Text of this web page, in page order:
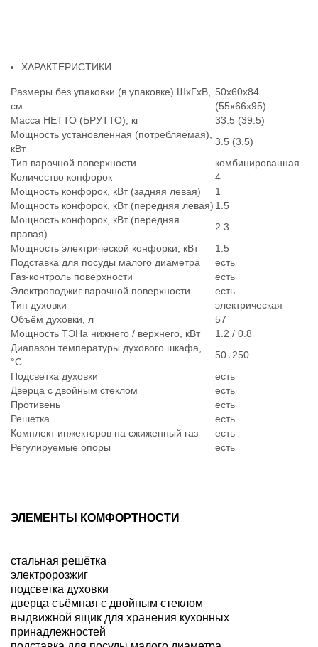
ХАРАКТЕРИСТИКИ
Размеры без упаковки (в упаковке) ШхГхВ,
см
50х60х84
(55х66х95)
Масса НЕТТО (БРУТТО), кг
33.5 (39.5)
Мощность установленная (потребляемая),
кВт
3.5 (3.5)
Тип варочной поверхности
комбинированная
Количество конфорок
4
Мощность конфорок, кВт (задняя левая)
1
Мощность конфорок, кВт (передняя левая) 1.5
Мощность конфорок, кВт (передняя
правая)
2.3
Мощность электрической конфорки, кВт
1.5
Подставка для посуды малого диаметра
есть
Газ-контроль поверхности
есть
Электроподжиг варочной поверхности
есть
Тип духовки
электрическая
Объём духовки, л
57
Мощность ТЭНа нижнего / верхнего, кВт
1.2 / 0.8
Диапазон температуры духового шкафа,
°С
50÷250
Подсветка духовки
есть
Дверца с двойным стеклом
есть
Противень
есть
Решетка
есть
Комплект инжекторов на сжиженный газ
есть
Регулируемые опоры
есть
ЭЛЕМЕНТЫ КОМФОРТНОСТИ
стальная решётка
электророзжиг
подсветка духовки
дверца съёмная с двойным стеклом
выдвижной ящик для хранения кухонных
принадлежностей